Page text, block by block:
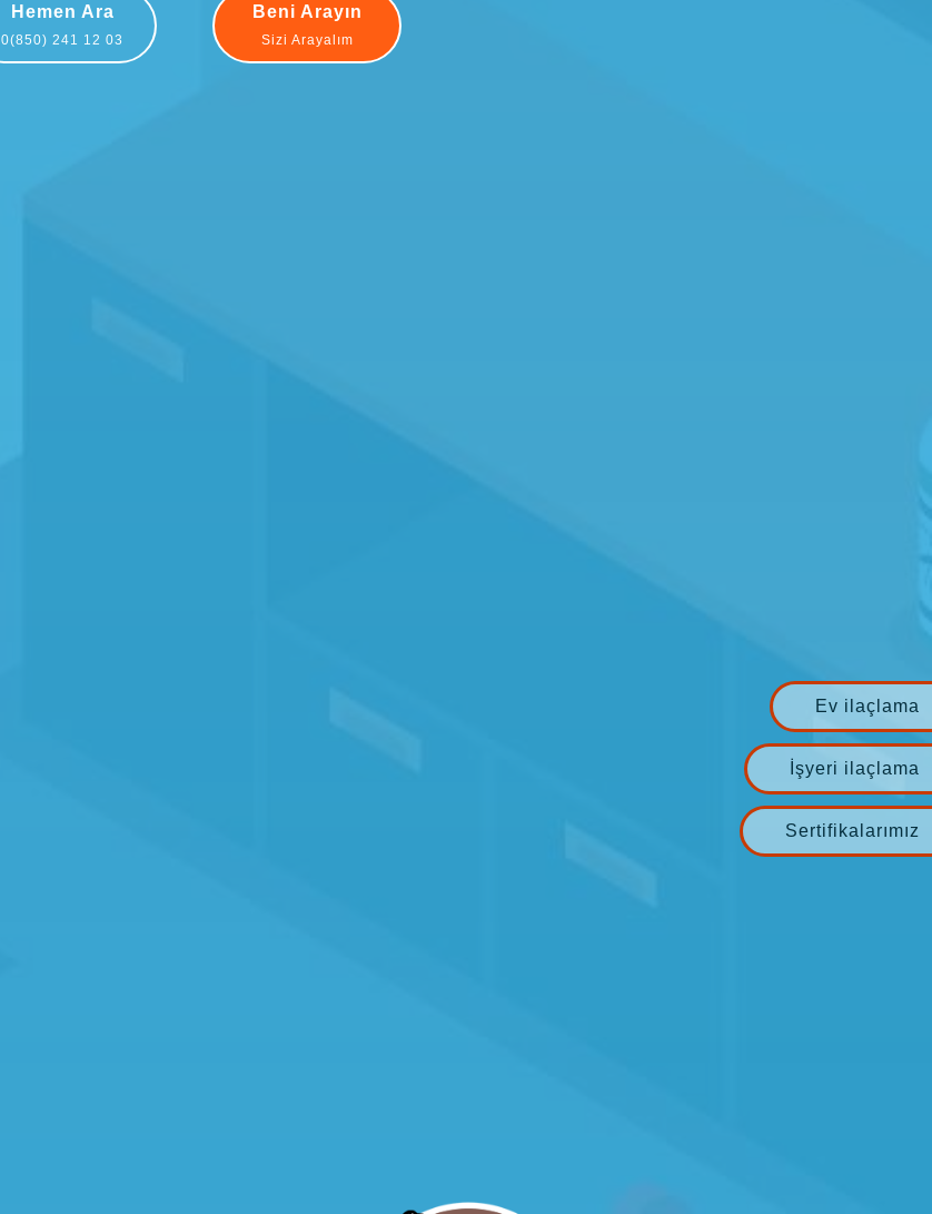
Hemen Ara
0(850) 241 12 03
Beni Arayın
Sizi Arayalım
Ev ilaçlama
İşyeri ilaçlama
Sertifikalarımız